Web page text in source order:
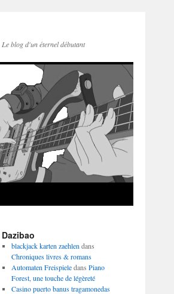
Le blog d'un éternel débutant
Dazibao
blackjack karten zaehlen dans
Chroniques livres & romans
Automaten Freispieledans Piano
Forest, une touche de légèreté
Casino puerto banus tragamonedas